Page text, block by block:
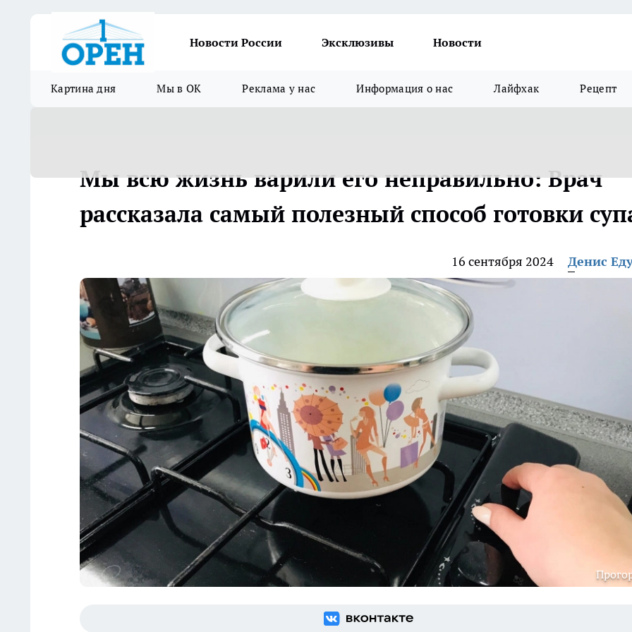
Новости России Эксклюзивы Новости
Картина дня Мы в ОК Реклама у нас Информация о нас Лайфхак Рецепт
Мы всю жизнь варили его неправильно: Врач
рассказала самый полезный способ готовки
16 сентября 2024 Денис